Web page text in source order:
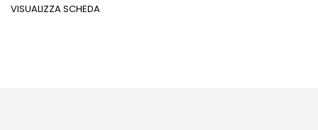
VISUALIZZA SCHEDA